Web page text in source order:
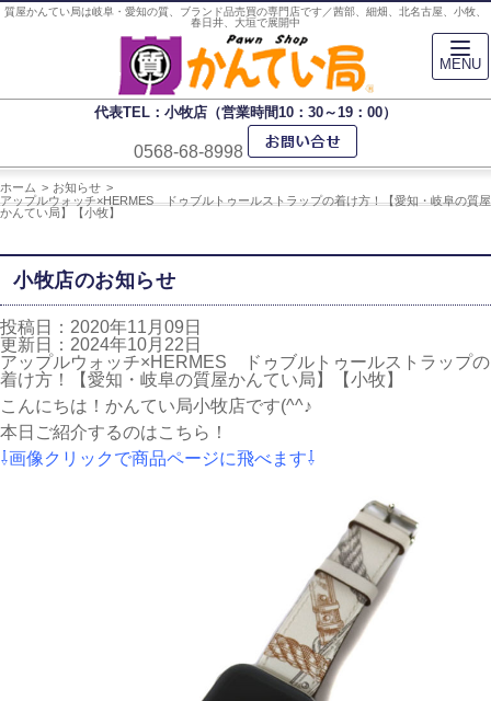
質屋かんてい局は岐阜・愛知の質、ブランド品売買の専門店です／茜部、細畑、北名古屋、小牧、
春日井、大垣で展開中
代表TEL：小牧店（営業時間10：30～19：00）
0568-68-8998
ホーム
お知らせ
アップルウォッチ×HERMES ドゥブルトゥールストラップの着け方！【愛知・岐阜の質屋
かんてい局】【小牧】
小牧店のお知らせ
投稿日：2020年11月09日
更新日：2024年10月22日
アップルウォッチ×HERMES ドゥブルトゥールストラップの
着け方！【愛知・岐阜の質屋かんてい局】【小牧】
こんにちは！かんてい局小牧店です(^^♪
本日ご紹介するのはこちら！
⇩画像クリックで商品ページに飛べます⇩
MENU